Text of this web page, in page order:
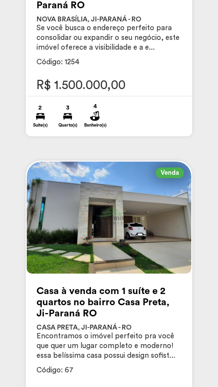
Paraná RO
NOVA BRASÍLIA, JI-PARANÁ - RO
Se você busca o endereço perfeito para
consolidar ou expandir o seu negócio, este
imóvel oferece a visibilidade e a e...
Código: 1254
R$ 1.500.000,00
2
Suite(s)
3
Quarto(s)
4
Banheiro(s)
Venda
Casa à venda com 1 suíte e 2
quartos no bairro Casa Preta,
Ji-Paraná RO
CASA PRETA, JI-PARANÁ - RO
Encontramos o imóvel perfeito pra você
que quer um lugar completo e moderno!
essa belíssima casa possui design sofist...
Código: 67